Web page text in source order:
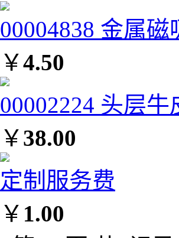
00004838 金属磁
￥4.50
00002224 头层
￥38.00
定制服务费
￥ 1.00